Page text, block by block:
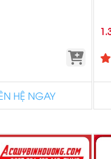
HỆ NGAY